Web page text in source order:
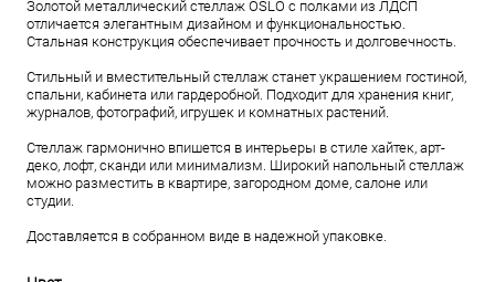
Золотой металлический стеллаж OSLO с полками из ЛДСП
отличается элегантным дизайном и функциональностью.
Стальная конструкция обеспечивает прочность и долговечность.
Стильный и вместительный стеллаж станет украшением гостиной,
спальни, кабинета или гардеробной. Подходит для хранения книг,
журналов, фотографий, игрушек и комнатных растений.
Стеллаж гармонично впишется в интерьеры в стиле хайтек, арт-
деко, лофт, сканди или минимализм. Широкий напольный стеллаж
можно разместить в квартире, загородном доме, салоне или
студии.
Доставляется в собранном виде в надежной упаковке.